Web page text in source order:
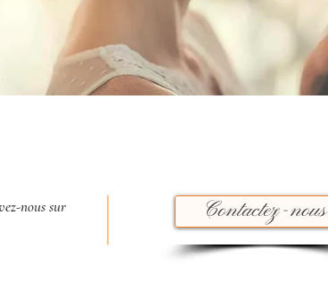
nous sur Contactez-nous